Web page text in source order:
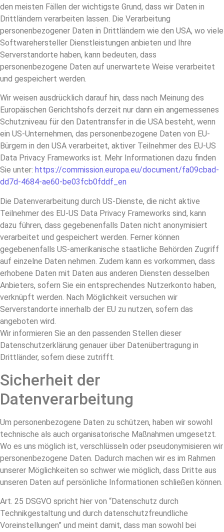
den meisten Fällen der wichtigste Grund, dass wir Daten in
Drittländern verarbeiten lassen. Die Verarbeitung
personenbezogener Daten in Drittländern wie den USA, wo viele
Softwarehersteller Dienstleistungen anbieten und Ihre
Serverstandorte haben, kann bedeuten, dass
personenbezogene Daten auf unerwartete Weise verarbeitet
und gespeichert werden.
Wir weisen ausdrücklich darauf hin, dass nach Meinung des
Europäischen Gerichtshofs derzeit nur dann ein angemessenes
Schutzniveau für den Datentransfer in die USA besteht, wenn
ein US-Unternehmen, das personenbezogene Daten von EU-
Bürgern in den USA verarbeitet, aktiver Teilnehmer des EU-US
Data Privacy Frameworks ist. Mehr Informationen dazu finden
Sie unter: https://commission.europa.eu/document/fa09cbad-
dd7d-4684-ae60-be03fcb0fddf_en
Die Datenverarbeitung durch US-Dienste, die nicht aktive
Teilnehmer des EU-US Data Privacy Frameworks sind, kann
dazu führen, dass gegebenenfalls Daten nicht anonymisiert
verarbeitet und gespeichert werden. Ferner können
gegebenenfalls US-amerikanische staatliche Behörden Zugriff
auf einzelne Daten nehmen. Zudem kann es vorkommen, dass
erhobene Daten mit Daten aus anderen Diensten desselben
Anbieters, sofern Sie ein entsprechendes Nutzerkonto haben,
verknüpft werden. Nach Möglichkeit versuchen wir
Serverstandorte innerhalb der EU zu nutzen, sofern das
angeboten wird.
Wir informieren Sie an den passenden Stellen dieser
Datenschutzerklärung genauer über Datenübertragung in
Drittländer, sofern diese zutrifft.
Sicherheit der
Datenverarbeitung
Um personenbezogene Daten zu schützen, haben wir sowohl
technische als auch organisatorische Maßnahmen umgesetzt.
Wo es uns möglich ist, verschlüsseln oder pseudonymisieren wir
personenbezogene Daten. Dadurch machen wir es im Rahmen
unserer Möglichkeiten so schwer wie möglich, dass Dritte aus
unseren Daten auf persönliche Informationen schließen können.
Art. 25 DSGVO spricht hier von “Datenschutz durch
Technikgestaltung und durch datenschutzfreundliche
Voreinstellungen” und meint damit, dass man sowohl bei